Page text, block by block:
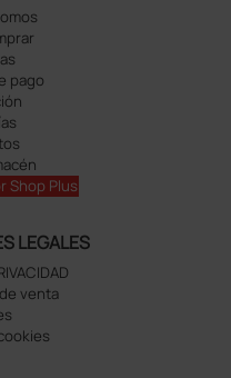
pago
Shop Plus
LEGALES
venta